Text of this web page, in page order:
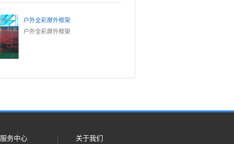
户外全彩屏外框架
户外全彩屏外框架
服务中心 关于我们